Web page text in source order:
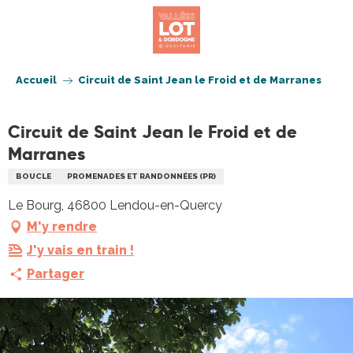
Accueil Circuit de Saint Jean le Froid et de Marranes
Circuit de Saint Jean le Froid et de
Marranes
BOUCLE PROMENADES ET RANDONNÉES (PR)
Le Bourg, 46800 Lendou-en-Quercy
M'y rendre
J'y vais en train !
Partager